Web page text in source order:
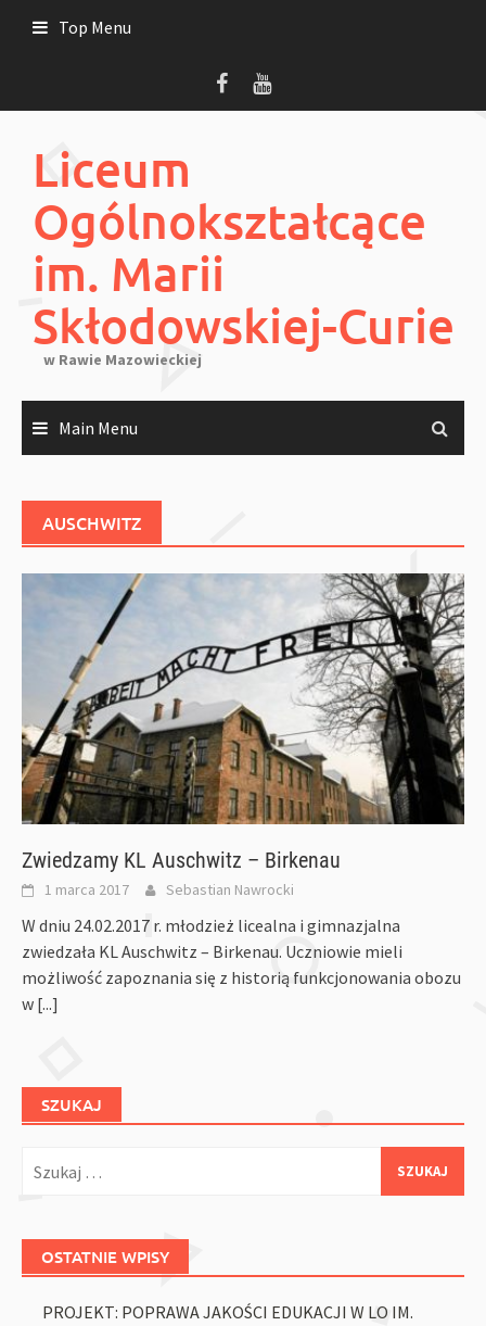
Top Menu
Liceum
Ogólnokształcące
im. Marii
Skłodowskiej-Curie
w Rawie Mazowieckiej
Main Menu
AUSCHWITZ
Zwiedzamy KL Auschwitz – Birkenau
1 marca 2017 Sebastian Nawrocki
W dniu 24.02.2017 r. młodzież licealna i gimnazjalna
zwiedzała KL Auschwitz – Birkenau. Uczniowie mieli
możliwość zapoznania się z historią funkcjonowania obozu
w [...]
SZUKAJ
OSTATNIE WPISY
PROJEKT: POPRAWA JAKOŚCI EDUKACJI W LO IM.